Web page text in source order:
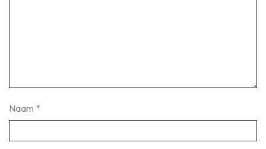
Naam *